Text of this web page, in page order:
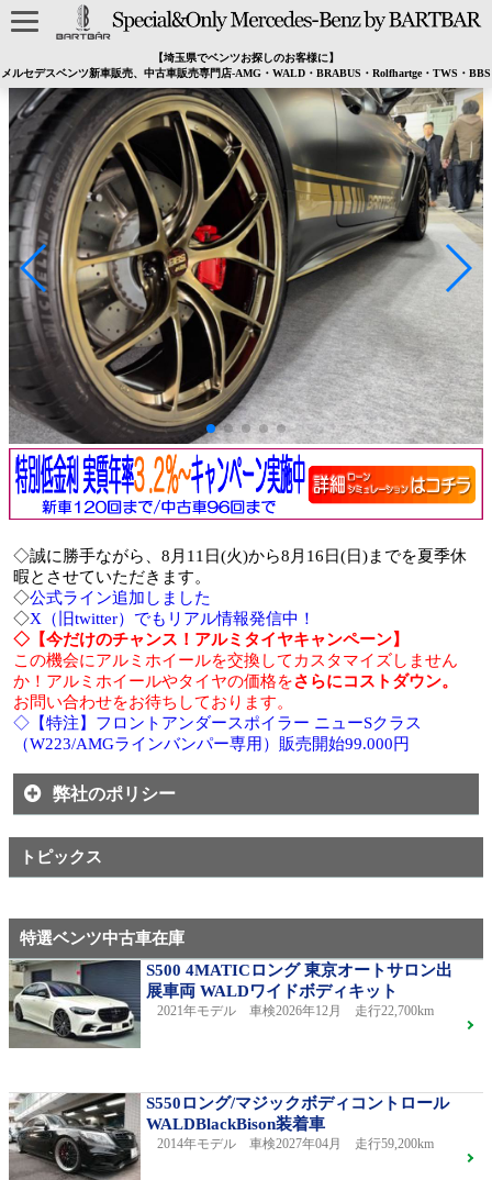
【埼玉県でベンツお探しのお客様に】
メルセデスベンツ新車販売、中古車販売専門店-AMG・WALD・BRABUS・Rolfhartge・TWS・BBS
◇誠に勝手ながら、8月11日(火)から8月16日(日)までを夏季休
暇とさせていただきます。
◇公式ライン追加しました
◇X（旧twitter）でもリアル情報発信中！
◇【今だけのチャンス！アルミタイヤキャンペーン】
この機会にアルミホイールを交換してカスタマイズしません
か！アルミホイールやタイヤの価格をさらにコストダウン。
お問い合わせをお待ちしております。
◇【特注】フロントアンダースポイラー ニューSクラス
（W223/AMGラインバンパー専用）販売開始99.000円
弊社のポリシー
トピックス
特選ベンツ中古車在庫
S500 4MATICロング 東京オートサロン出
展車両 WALDワイドボディキット
2021年モデル 車検2026年12月 走行22,700km
S550ロング/マジックボディコントロール
WALDBlackBison装着車
2014年モデル 車検2027年04月 走行59,200km